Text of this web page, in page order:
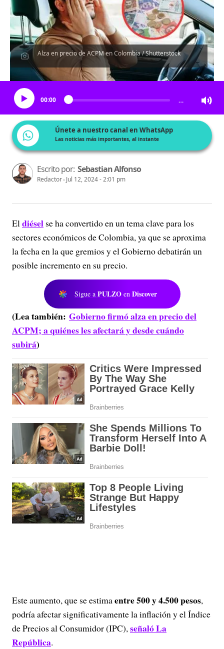
Alza en precio de ACPM en Colombia / Shutterstock
Escucha el artículo
00:00 …
Únete a nuestro canal en WhatsApp
Las noticias más importantes, al instante
Escrito por: Sebastian Alfonso
Redactor Jul 12, 2024 - 2:01 pm
Eldiésel se ha convertido en un tema clave para los
sectores económicos de Colombia, ya que se aproxima
la fecha en la que gremios y el Gobierno debatirán un
posible incremento en su precio.
Sigue a PULZO en Discover
(Lea también: Gobierno firmó alza en precio del
ACPM; a quiénes les afectará y desde cuándo
subirá)
Este aumento, que se estimaentre 500 y 4.500 pesos,
podría afectar significativamente la inflación y el Índice
de Precios al Consumidor (IPC),señaló La
República.